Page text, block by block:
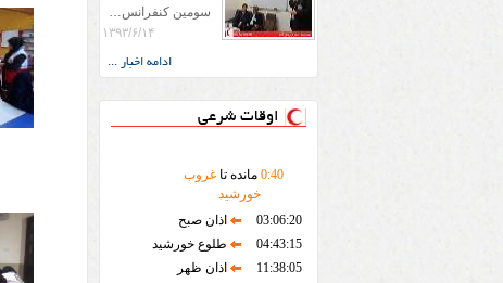
سومین کنفرانس مددکاری اجتماعی ایران طی روزهای 12و 13 شهریورماه با حضور جمع کثیری از مسؤلین کشوری از جمله معاون ریاست محترم جمهوری در حوزه زنان ، آقای انواری رئیس کمیته امداد امام (ره) درشهرستان گناباد برگزار گردید
۱۳۹۳/۶/۱۴
ادامه اخبار ...
اوقات شرعی
0:40 مانده تاغروب
خورشید
03:06:20
اذان صبح
04:43:15
طلوع خورشید
11:38:05
اذان ظهر